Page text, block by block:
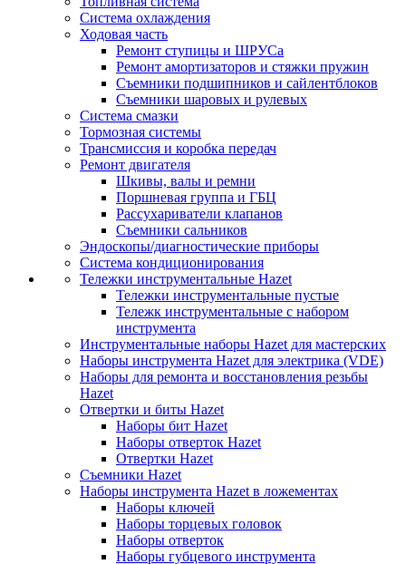
Система охлаждения
Ходовая часть
Ремонт ступицы и ШРУСа
Ремонт амортизаторов и стяжки пружин
Съемники подшипников и сайлентблоков
Съемники шаровых и рулевых
Система смазки
Тормозная системы
Трансмиссия и коробка передач
Ремонт двигателя
Шкивы, валы и ремни
Поршневая группа и ГБЦ
Рассухариватели клапанов
Съемники сальников
Эндоскопы/диагностические приборы
Система кондиционирования
Тележки инструментальные Hazet
Тележки инструментальные пустые
Тележк инструментальные с набором
инструмента
Инструментальные наборы Hazet для мастерских
Наборы инструмента Hazet для электрика (VDE)
Наборы для ремонта и восстановления резьбы
Hazet
Отвертки и биты Hazet
Наборы бит Hazet
Наборы отверток Hazet
Отвертки Hazet
Съемники Hazet
Наборы инструмента Hazet в ложементах
Наборы ключей
Наборы торцевых головок
Наборы отверток
Наборы губцевого инструмента